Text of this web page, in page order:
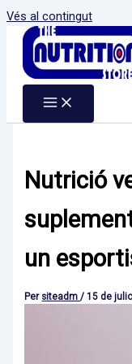
Vés al contingut
Nutrició
un
Per siteadm/15 de